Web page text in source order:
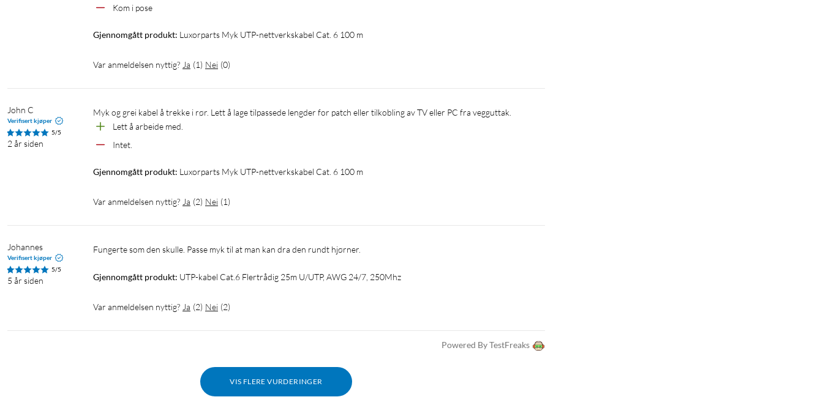
Kom i pose
Gjennomgått produkt: Luxorparts Myk UTP-nettverkskabel Cat. 6 100 m
Var anmeldelsen nyttig? Ja (1) Nei (0)
John C
Verifisert kjøper
5/5
2 år siden
Myk og grei kabel å trekke i rør. Lett å lage tilpassede lengder for patch eller tilkobling av TV eller PC fra vegguttak.
Lett å arbeide med.
Intet.
Gjennomgått produkt: Luxorparts Myk UTP-nettverkskabel Cat. 6 100 m
Var anmeldelsen nyttig? Ja (2) Nei (1)
Johannes
Verifisert kjøper
5/5
5 år siden
Fungerte som den skulle. Passe myk til at man kan dra den rundt hjørner.
Gjennomgått produkt: UTP-kabel Cat.6 Flertrådig 25m U/UTP, AWG 24/7, 250Mhz
Var anmeldelsen nyttig? Ja (2) Nei (2)
Powered By TestFreaks
VIS FLERE VURDERINGER